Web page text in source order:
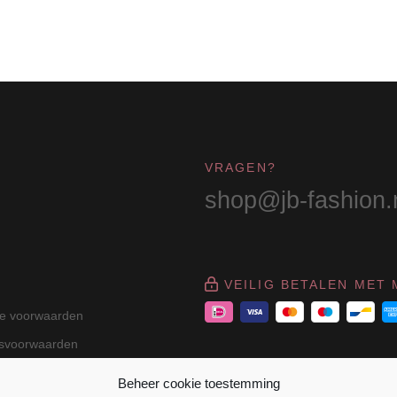
Beheer cookie toestemming
VRAGEN?
shop@jb-
voorwaarden
VEILIG BETALEN MET